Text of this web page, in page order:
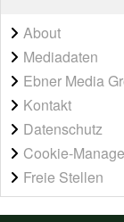
About
Mediadaten
Ebner Media
Kontakt
Datenschutz
Cookie-
Freie Stellen